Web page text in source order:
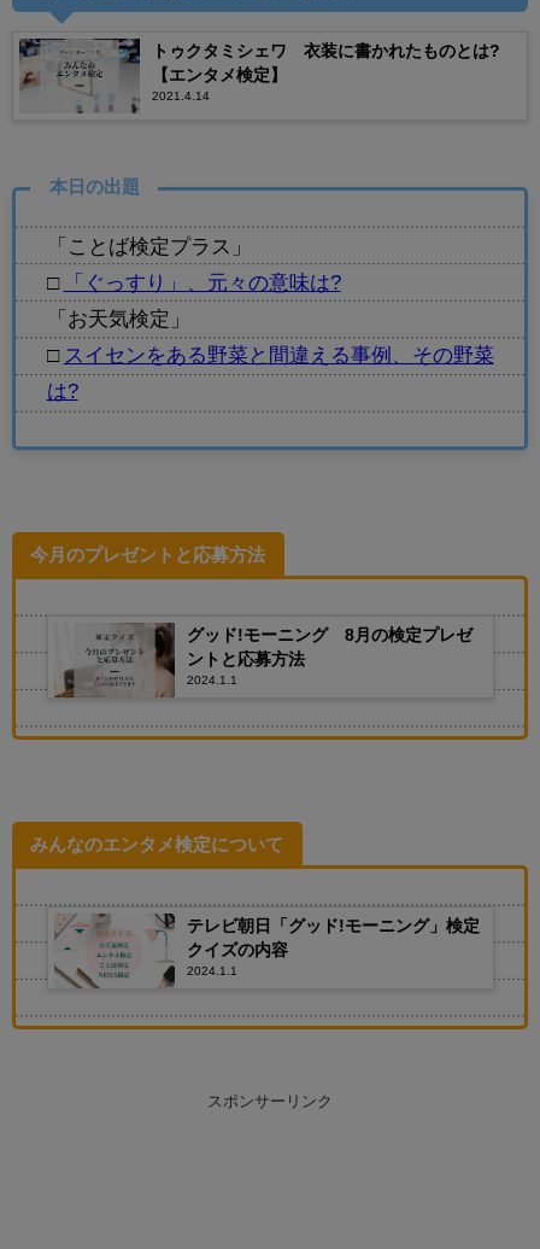
トゥクタミシェワ 衣装に書かれたものとは?
【エンタメ検定】
2021.4.14
本日の出題
「ことば検定プラス」
□
「ぐっすり」、元々の意味は?
「お天気検定」
□ スイセンをある野菜と間違える事例、その野菜
は?
今月のプレゼントと応募方法
グッド!モーニング 8月の検定プレゼ
ントと応募方法
2024.1.1
みんなのエンタメ検定について
テレビ朝日「グッド!モーニング」検定
クイズの内容
2024.1.1
スポンサーリンク